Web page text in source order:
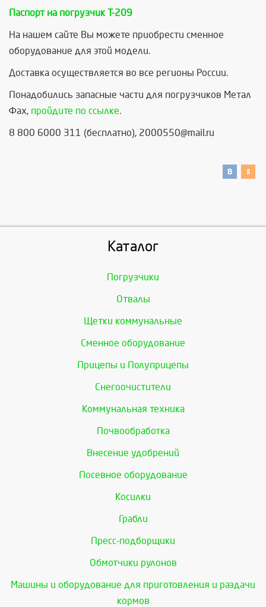
Паспорт на погрузчик Т-209
На нашем сайте Вы можете приобрести сменное
оборудование для этой модели.
Доставка осуществляется во все регионы России.
Понадобились запасные части для погрузчиков Метал
Фах, пройдите по ссылке.
8 800 6000 311 (бесплатно), 2000550@mail.ru
Каталог
Погрузчики
Отвалы
Щетки коммунальные
Сменное оборудование
Прицепы и Полуприцепы
Снегоочистители
Коммунальная техника
Почвообработка
Внесение удобрений
Посевное оборудование
Косилки
Грабли
Пресс-подборщики
Обмотчики рулонов
Машины и оборудование для приготовления и раздачи
кормов